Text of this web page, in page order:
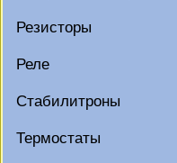
Резисторы
Реле
Стабилитроны
Термостаты